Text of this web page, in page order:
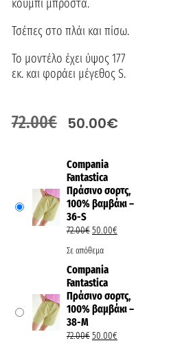
κουμπί μπροστά.
Τσέπες στο πλάι και πίσω.
Το μοντέλο έχει ύψος 177
εκ. και φοράει μέγεθος S.
72.00€ 50.00€
Compania
Fantastica
Πράσινο σορτς,
100% βαμβάκι –
36-S
72.00€50.00€
Σε απόθεμα
Compania
Fantastica
Πράσινο σορτς,
100% βαμβάκι –
38-M
72.00€50.00€